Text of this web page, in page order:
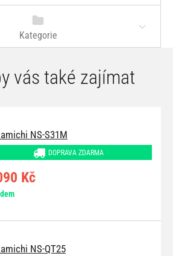
Kategorie
vás také zajímat
NS-S31M
DOPRAVA ZDARMA
Kč
NS-QT25